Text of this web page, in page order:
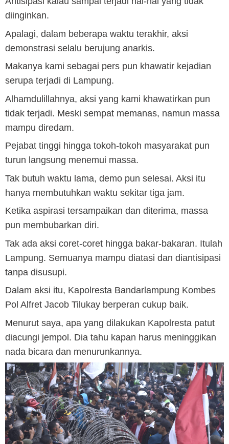
diinginkan.
Apalagi, dalam beberapa waktu terakhir, aksi
demonstrasi selalu berujung anarkis.
Makanya kami sebagai pers pun khawatir kejadian
serupa terjadi di Lampung.
Alhamdulillahnya, aksi yang kami khawatirkan pun
tidak terjadi. Meski sempat memanas, namun massa
mampu diredam.
Pejabat tinggi hingga tokoh-tokoh masyarakat pun
turun langsung menemui massa.
Tak butuh waktu lama, demo pun selesai. Aksi itu
hanya membutuhkan waktu sekitar tiga jam.
Ketika aspirasi tersampaikan dan diterima, massa
pun membubarkan diri.
Tak ada aksi coret-coret hingga bakar-bakaran. Itulah
Lampung. Semuanya mampu diatasi dan diantisipasi
tanpa disusupi.
Dalam aksi itu, Kapolresta Bandarlampung Kombes
Pol Alfret Jacob Tilukay berperan cukup baik.
Menurut saya, apa yang dilakukan Kapolresta patut
diacungi jempol. Dia tahu kapan harus meninggikan
nada bicara dan menurunkannya.